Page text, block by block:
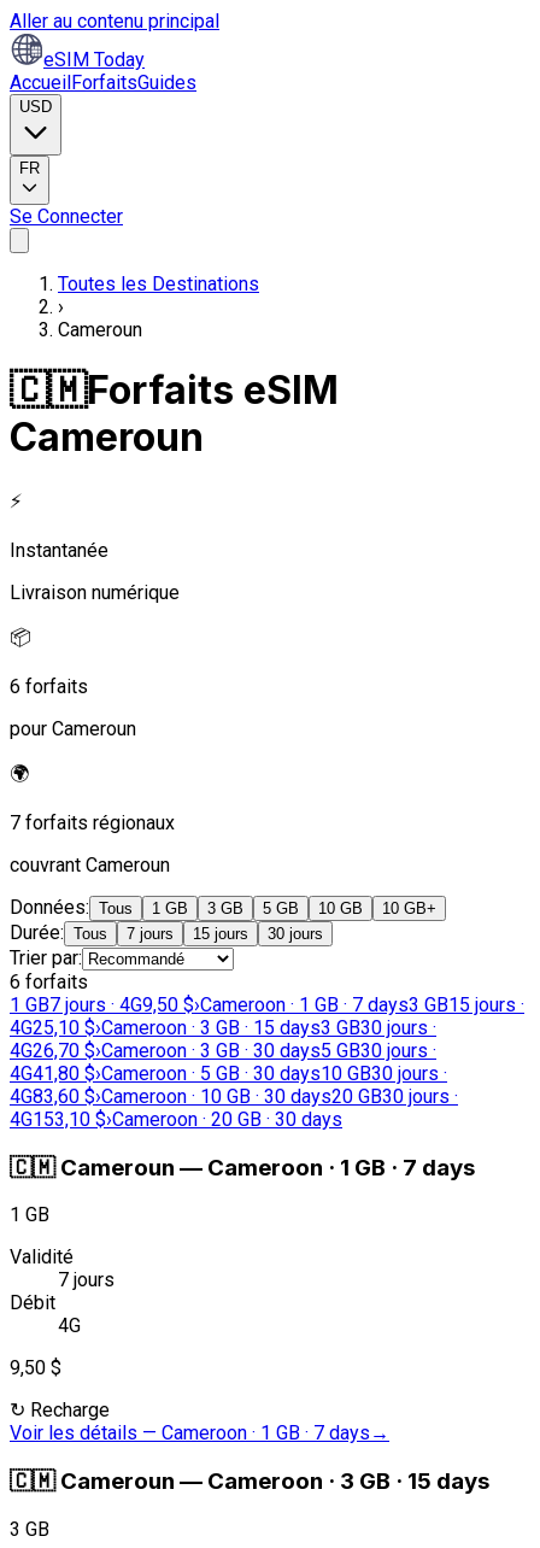
Aller au contenu principal
eSIM Today
AccueilForfaitsGuides
USD
FR
Se Connecter
Toutes les Destinations
›
Cameroun
🇨🇲Forfaits eSIM
Cameroun
⚡
Instantanée
Livraison numérique
📦
6 forfaits
pour Cameroun
🌍
7 forfaits régionaux
couvrant Cameroun
Données: Tous 1 GB 3 GB 5 GB 10 GB 10 GB+
Durée: Tous 7 jours 15 jours 30 jours
Trier par:
6 forfaits
1 GB7 jours · 4G9,50 $›Cameroon · 1 GB · 7 days3 GB15 jours ·
4G25,10 $›Cameroon · 3 GB · 15 days3 GB30 jours ·
4G26,70 $›Cameroon · 3 GB · 30 days5 GB30 jours ·
4G41,80 $›Cameroon · 5 GB · 30 days10 GB30 jours ·
4G83,60 $›Cameroon · 10 GB · 30 days20 GB30 jours ·
4G153,10 $›Cameroon · 20 GB · 30 days
🇨🇲 Cameroun — Cameroon · 1 GB · 7 days
1 GB
Validité
7 jours
Débit
4G
9,50 $
↻ Recharge
Voir les détails — Cameroon · 1 GB · 7 days →
🇨🇲 Cameroun — Cameroon · 3 GB · 15 days
3 GB